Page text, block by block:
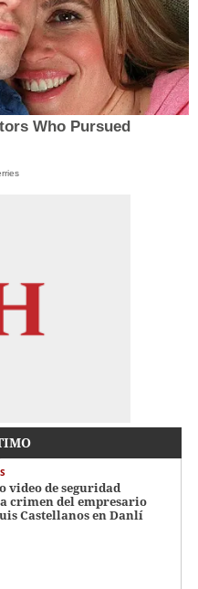
Who Pursued
video de seguridad
crimen del empresario
Castellanos en Danlí